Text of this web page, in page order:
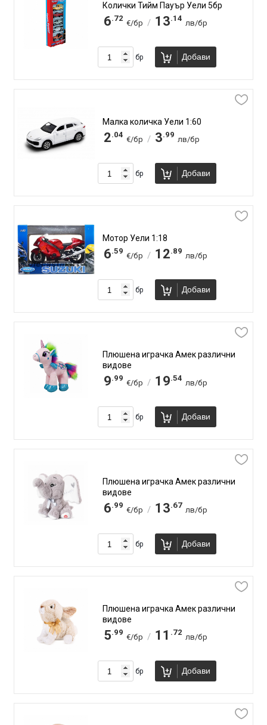
Колички Тийм Пауър Уели 5бр
6.72
€/бр / 13.14
лв/бр
бр Добави
Малка количка Уели 1:60
2.04
€/бр / 3.99
лв/бр
бр Добави
Мотор Уели 1:18
6.59
€/бр / 12.89
лв/бр
бр Добави
Плюшена играчка Амек различни
видове
9.99
€/бр / 19.54
лв/бр
бр Добави
Плюшена играчка Амек различни
видове
6.99
€/бр / 13.67
лв/бр
бр Добави
Плюшена играчка Амек различни
видове
5.99
€/бр / 11 .72
лв/бр
бр Добави